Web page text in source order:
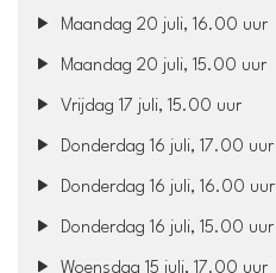
Maandag 20 juli, 16.00 uur
Maandag 20 juli, 15.00 uur
Vrijdag 17 juli, 15.00 uur
Donderdag 16 juli, 17.00 uur
Donderdag 16 juli, 16.00 uur
Donderdag 16 juli, 15.00 uur
Woensdag 15 juli, 17.00 uur